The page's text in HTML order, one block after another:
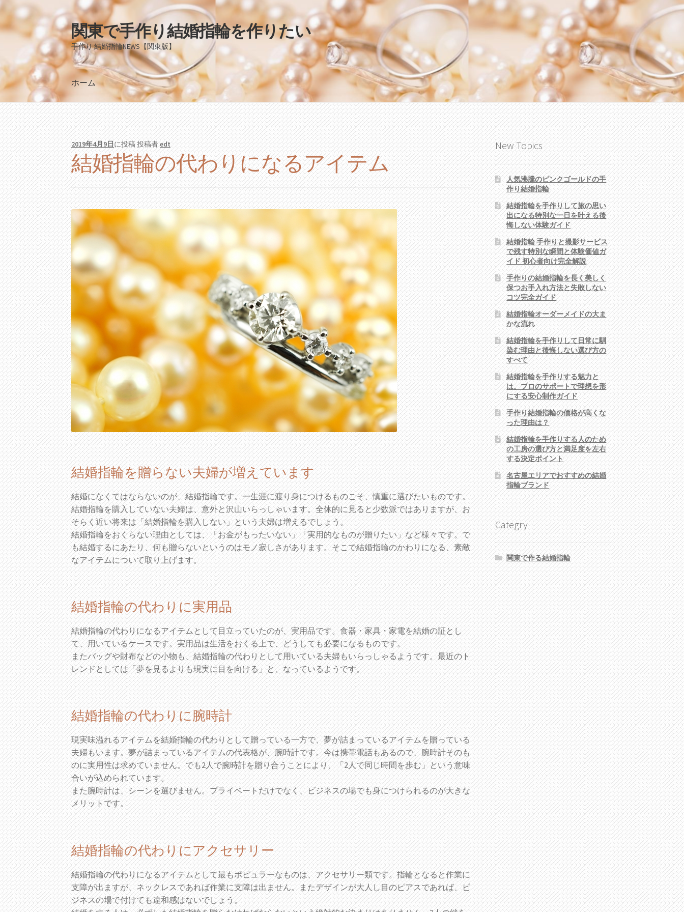
ナ
ビ
ゲ
ー
シ
ン
へ
ス
キ
ッ
プ
コ
ン
テ
ン
ツ
ス
キ
ッ
プ
関東で手作り結婚指輪を作りたい
手作り 結婚指輪NEWS【関東版】
ホーム
ホーム
2019年4月9日に投稿投稿者edt
結婚指輪の代わりになるアイテム
結婚指輪を贈らない夫婦が増えています
結婚になくてはならないのが、結婚指輪です。一生涯に渡り身につけるものこそ、慎重に選びたいものです。
結婚指輪を購入していない夫婦は、意外と沢山いらっしゃいます。全体的に見ると少数派ではありますが、お
そらく近い将来は「結婚指輪を購入しない」という夫婦は増えるでしょう。
結婚指輪をおくらない理由としては、「お金がもったいない」「実用的なものが贈りたい」など様々です。で
も結婚するにあたり、何も贈らないというのはモノ寂しさがあります。そこで結婚指輪のかわりになる、素敵
なアイテムについて取り上げます。
結婚指輪の代わりに実用品
結婚指輪の代わりになるアイテムとして目立っていたのが、実用品です。食器・家具・家電を結婚の証とし
て、用いているケースです。実用品は生活をおくる上で、どうしても必要になるものです。
またバッグや財布などの小物も、結婚指輪の代わりとして用いている夫婦もいらっしゃるようです。最近のト
レンドとしては「夢を見るよりも現実に目を向ける」と、なっているようです。
結婚指輪の代わりに腕時計
現実味溢れるアイテムを結婚指輪の代わりとして贈っている一方で、夢が詰まっているアイテムを贈っている
夫婦もいます。夢が詰まっているアイテムの代表格が、腕時計です。今は携帯電話もあるので、腕時計そのも
のに実用性は求めていません。でも2人で腕時計を贈り合うことにより、「2人で同じ時間を歩む」という意味
合いが込められています。
また腕時計は、シーンを選びません。プライベートだけでなく、ビジネスの場でも身につけられるのが大きな
メリットです。
結婚指輪の代わりにアクセサリー
結婚指輪の代わりになるアイテムとして最もポピュラーなものは、アクセサリー類です。指輪となると作業に
支障が出ますが、ネックレスであれば作業に支障は出ません。またデザインが大人し目のピアスであれば、ビ
ジネスの場で付けても違和感はないでしょう。
New Topics
人気沸騰のピンクゴールドの手
作り結婚指輪
結婚指輪を手作りして旅の思い
出になる特別な一日を叶える後
悔しない体験ガイド
結婚指輪 手作りと撮影サービス
で残す特別な瞬間と体験価値ガ
イド 初心者向け完全解説
手作りの結婚指輪を長く美しく
保つお手入れ方法と失敗しない
コツ完全ガイド
結婚指輪オーダーメイドの大ま
かな流れ
結婚指輪を手作りして日常に馴
染む理由と後悔しない選び方の
すべて
結婚指輪を手作りする魅力と
は。プロのサポートで理想を形
にする安心制作ガイド
手作り結婚指輪の価格が高くな
った理由は？
結婚指輪を手作りする人のため
の工房の選び方と満足度を左右
する決定ポイント
名古屋エリアでおすすめの結婚
指輪ブランド
Categry
関東で作る結婚指輪